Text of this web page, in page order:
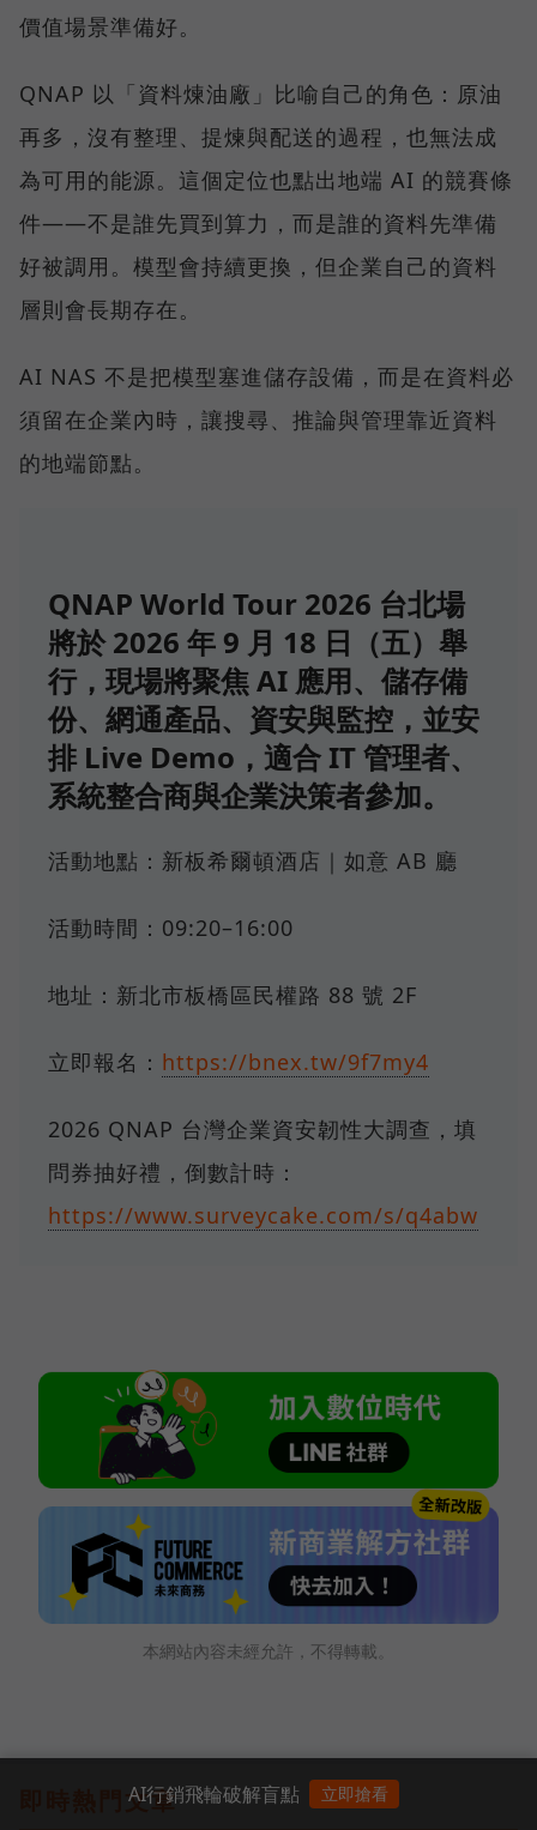
價值場景準備好。
QNAP 以「資料煉油廠」比喻自己的角色：原油
再多，沒有整理、提煉與配送的過程，也無法成
為可用的能源。這個定位也點出地端 AI 的競賽條
件——不是誰先買到算力，而是誰的資料先準備
好被調用。模型會持續更換，但企業自己的資料
層則會長期存在。
AI NAS 不是把模型塞進儲存設備，而是在資料必
須留在企業內時，讓搜尋、推論與管理靠近資料
的地端節點。
QNAP World Tour 2026 台北場
將於 2026 年 9 月 18 日（五）舉
行，現場將聚焦 AI 應用、儲存備
份、網通產品、資安與監控，並安
排 Live Demo，適合 IT 管理者、
系統整合商與企業決策者參加。
活動地點：新板希爾頓酒店｜如意 AB 廳
活動時間：09:20–16:00
地址：新北市板橋區民權路 88 號 2F
立即報名： https://bnex.tw/9f7my4
2026 QNAP 台灣企業資安韌性大調查，填
問券抽好禮，倒數計時：
https://www.surveycake.com/s/q4abw
本網站內容未經允許，不得轉載。
即時熱門文章AI行銷飛輪破解盲點 立即搶看